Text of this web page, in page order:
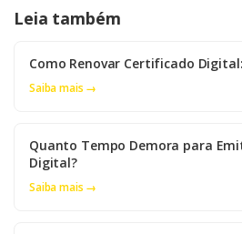
Leia também
Como Renovar Certificado
Saiba mais →
Quanto Tempo Demora para
Digital?
Saiba mais →